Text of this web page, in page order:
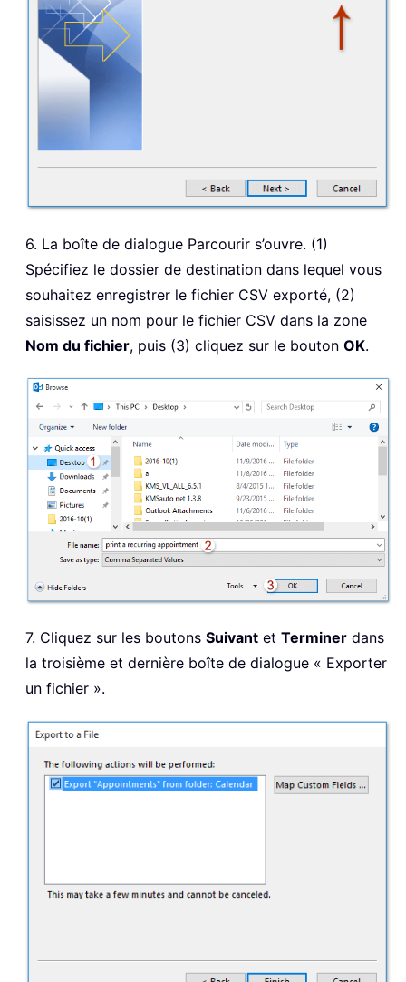
6. La boîte de dialogue Parcourir s’ouvre. (1)
Spécifiez le dossier de destination dans lequel vous
souhaitez enregistrer le fichier CSV exporté, (2)
saisissez un nom pour le fichier CSV dans la zone
Nom du fichier, puis (3) cliquez sur le bouton OK.
7. Cliquez sur les boutons Suivant et Terminer dans
la troisième et dernière boîte de dialogue « Exporter
un fichier ».